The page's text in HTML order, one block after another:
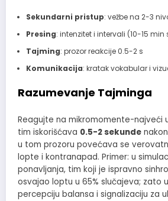
Sekundarni pristup: vežbe na 2-3
Presing: intenzitet i intervali (10-15
Tajming: prozor reakcije 0.5-2 s
Komunikacija: kratak vokabular i
Razumevanje Tajminga
Reagujte na mikromomente-najveći
tim iskorišćava 0.5-2 sekunde
u tom prozoru povećava se
lopte i kontranapad. Primer: u
ponavljanja, tim koji je ispravno
osvajao loptu u 65% slučajeva; zato
percepciju balansa i signalizaciju za